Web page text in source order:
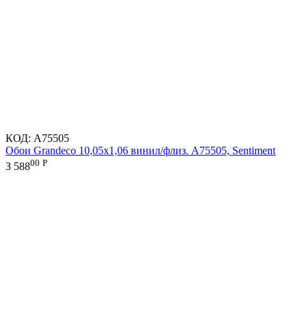
КОД: A75505
Обои Grandeco 10,05х1,06 винил/флиз. A75505, Sentiment
3 58800 Р